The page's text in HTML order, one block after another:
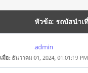
หัวข้อ: รถบัสนําเ
หม่ สวย หรู (อ่าน 14157 ครั้ง)
admin
เมื่อ: ธันวาคม 01, 2024, 01:01:19